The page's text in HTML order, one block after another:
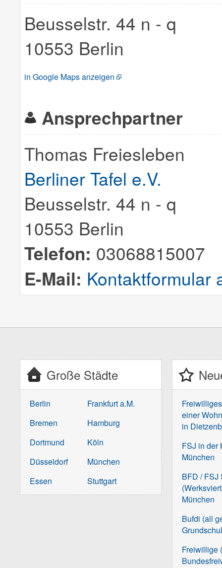
Beusselstr. 44 n - q
10553 Berlin
in Google Maps anzeigen
Ansprechpartner
Thomas Freiesleben
Berliner Tafel e.V.
Beusselstr. 44 n - q
10553 Berlin
Telefon: 03068815007
E-Mail: Kontaktformular
Große Städte
Berlin
Bremen
Dortmund
Düsseldorf
Essen
Frankfurt a.M.
Hamburg
Köln
München
Stuttgart
einer
in
FSJ in der
München
BFD / FSJ
München
Bufdi (all
Freiwillige